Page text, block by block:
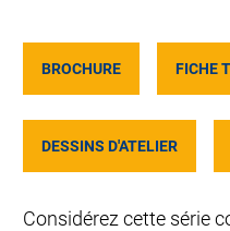
BROCHURE FICHE
DESSINS D'ATELIER
Considérez cette série